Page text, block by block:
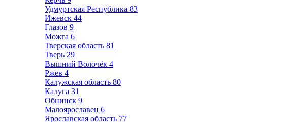
Удмуртская Республика 83
Ижевск 44
Глазов 9
Можга 6
Тверская область 81
Тверь 29
Вышний Волочёк 4
Ржев 4
Калужская область 80
Калуга 31
Обнинск 9
Малоярославец 6
Ярославская область 77